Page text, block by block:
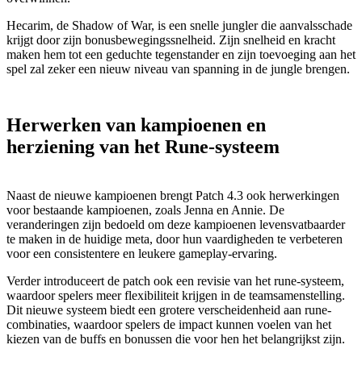
Hecarim, de Shadow of War, is een snelle jungler die aanvalsschade
krijgt door zijn bonusbewegingssnelheid. Zijn snelheid en kracht
maken hem tot een geduchte tegenstander en zijn toevoeging aan het
spel zal zeker een nieuw niveau van spanning in de jungle brengen.
Herwerken van kampioenen en
herziening van het Rune-systeem
Naast de nieuwe kampioenen brengt Patch 4.3 ook herwerkingen
voor bestaande kampioenen, zoals Jenna en Annie. De
veranderingen zijn bedoeld om deze kampioenen levensvatbaarder
te maken in de huidige meta, door hun vaardigheden te verbeteren
voor een consistentere en leukere gameplay-ervaring.
Verder introduceert de patch ook een revisie van het rune-systeem,
waardoor spelers meer flexibiliteit krijgen in de teamsamenstelling.
Dit nieuwe systeem biedt een grotere verscheidenheid aan rune-
combinaties, waardoor spelers de impact kunnen voelen van het
kiezen van de buffs en bonussen die voor hen het belangrijkst zijn.